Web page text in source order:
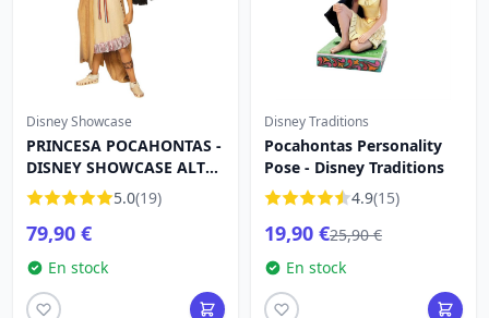
Disney Showcase
PRINCESA POCAHONTAS -
DISNEY SHOWCASE ALTA
COSTURA
5.0(19)
79,90 €
En stock
Disney Traditions
Pocahontas Personality
Pose - Disney Traditions
4.9(15)
19,90 €25,90 €
En stock